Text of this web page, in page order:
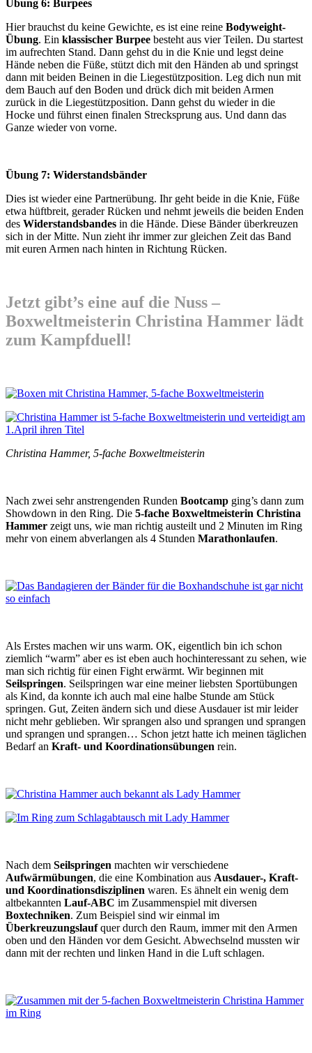
Übung 6: Burpees
Hier brauchst du keine Gewichte, es ist eine reine Bodyweight-
Übung. Ein klassischer Burpee besteht aus vier Teilen. Du startest
im aufrechten Stand. Dann gehst du in die Knie und legst deine
Hände neben die Füße, stützt dich mit den Händen ab und springst
dann mit beiden Beinen in die Liegestützposition. Leg dich nun mit
dem Bauch auf den Boden und drück dich mit beiden Armen
zurück in die Liegestützposition. Dann gehst du wieder in die
Hocke und führst einen finalen Strecksprung aus. Und dann das
Ganze wieder von vorne.
Übung 7: Widerstandsbänder
Dies ist wieder eine Partnerübung. Ihr geht beide in die Knie, Füße
etwa hüftbreit, gerader Rücken und nehmt jeweils die beiden Enden
des Widerstandsbandes in die Hände. Diese Bänder überkreuzen
sich in der Mitte. Nun zieht ihr immer zur gleichen Zeit das Band
mit euren Armen nach hinten in Richtung Rücken.
Jetzt gibt’s eine auf die Nuss –
Boxweltmeisterin Christina Hammer lädt
zum Kampfduell!
Christina Hammer, 5-fache Boxweltmeisterin
Nach zwei sehr anstrengenden Runden Bootcamp ging’s dann zum
Showdown in den Ring. Die 5-fache Boxweltmeisterin Christina
Hammer zeigt uns, wie man richtig austeilt und 2 Minuten im Ring
mehr von einem abverlangen als 4 Stunden Marathonlaufen.
Als Erstes machen wir uns warm. OK, eigentlich bin ich schon
ziemlich “warm” aber es ist eben auch hochinteressant zu sehen, wie
man sich richtig für einen Fight erwärmt. Wir beginnen mit
Seilspringen. Seilspringen war eine meiner liebsten Sportübungen
als Kind, da konnte ich auch mal eine halbe Stunde am Stück
springen. Gut, Zeiten ändern sich und diese Ausdauer ist mir leider
nicht mehr geblieben. Wir sprangen also und sprangen und sprangen
und sprangen und sprangen… Schon jetzt hatte ich meinen täglichen
Bedarf an Kraft- und Koordinationsübungen rein.
Nach dem Seilspringen machten wir verschiedene
Aufwärmübungen, die eine Kombination aus Ausdauer-, Kraft-
und Koordinationsdisziplinen waren. Es ähnelt ein wenig dem
altbekannten Lauf-ABC im Zusammenspiel mit diversen
Boxtechniken. Zum Beispiel sind wir einmal im
Überkreuzungslaufquer durch den Raum, immer mit den Armen
oben und den Händen vor dem Gesicht. Abwechselnd mussten wir
dann mit der rechten und linken Hand in die Luft schlagen.